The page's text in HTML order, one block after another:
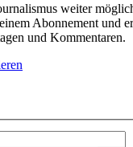
weiter
Abonnement und
und Kommentaren.